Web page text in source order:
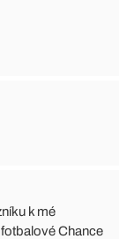
k mé
Chance